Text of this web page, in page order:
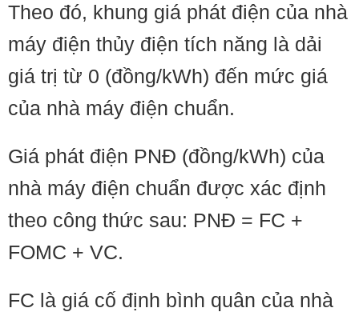
Theo đó, khung giá phát điện của nhà
máy điện thủy điện tích năng là dải
giá trị từ 0 (đồng/kWh) đến mức giá
của nhà máy điện chuẩn.
Giá phát điện PNĐ (đồng/kWh) của
nhà máy điện chuẩn được xác định
theo công thức sau: PNĐ = FC +
FOMC + VC.
FC là giá cố định bình quân của nhà